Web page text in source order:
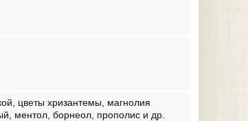
цветы хризантемы, магнолия
ментол, борнеол, прополис и др.